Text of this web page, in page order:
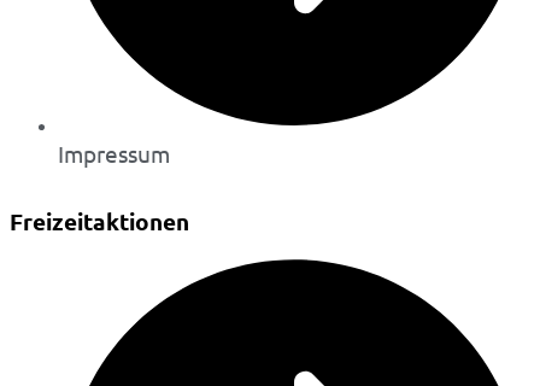
Impressum
Freizeitaktionen